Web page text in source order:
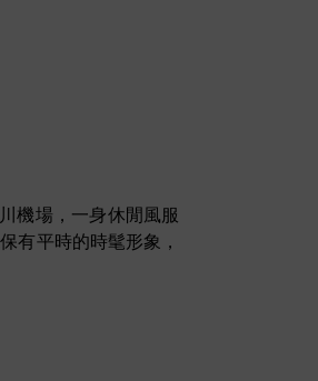
機場，一身休閒風服
有平時的時髦形象，